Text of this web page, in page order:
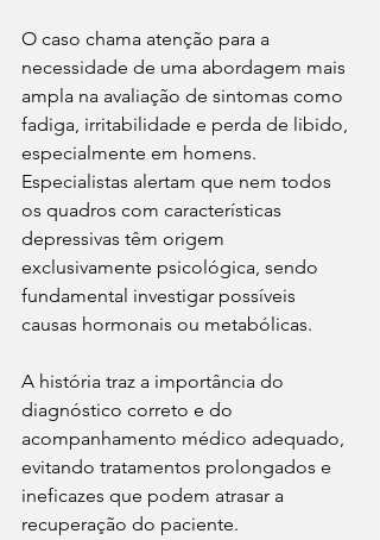
O caso chama atenção para a
necessidade de uma abordagem mais
ampla na avaliação de sintomas como
fadiga, irritabilidade e perda de libido,
especialmente em homens.
Especialistas alertam que nem todos
os quadros com características
depressivas têm origem
exclusivamente psicológica, sendo
fundamental investigar possíveis
causas hormonais ou metabólicas.
A história traz a importância do
diagnóstico correto e do
acompanhamento médico adequado,
evitando tratamentos prolongados e
ineficazes que podem atrasar a
recuperação do paciente.